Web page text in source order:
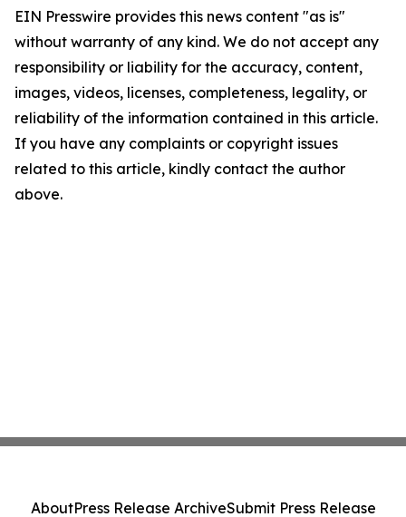
EIN Presswire provides this news content "as is"
without warranty of any kind. We do not accept any
responsibility or liability for the accuracy, content,
images, videos, licenses, completeness, legality, or
reliability of the information contained in this article.
If you have any complaints or copyright issues
related to this article, kindly contact the author
above.
AboutPress Release ArchiveSubmit Press Release